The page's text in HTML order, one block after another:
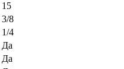
15
3/8
1/4
Да
Да